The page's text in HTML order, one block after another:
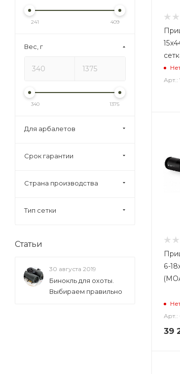
Арт.:
6-
Арт.:
39
241 409
Вес, г
340 1375
Для арбалетов
Срок гарантии
Страна производства
Тип сетки
Статьи
30 августа 2019
Бинокль для охоты.
Выбираем правильно